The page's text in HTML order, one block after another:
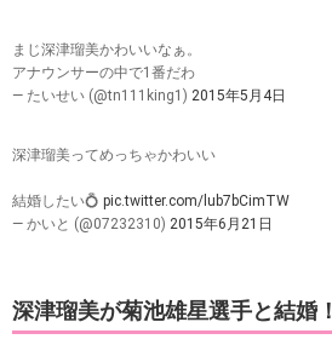
まじ深津瑠美かわいいなぁ。
アナウンサーの中で1番だわ
— たいせい (@tn111king1) 2015年5月4日
深津瑠美ってめっちゃかわいい
結婚したい💍 pic.twitter.com/lub7bCimTW
— かいと (@07232310) 2015年6月21日
深津瑠美が菊池雄星選手と結婚！